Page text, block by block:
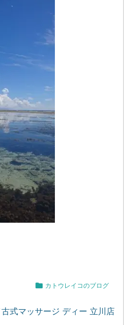
 カトウレイコのブログ
古式マッサージ ディー 立川店